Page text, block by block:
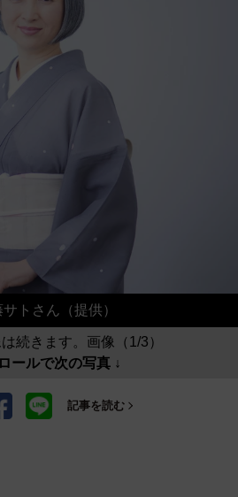
トさん（提供）
続きます。画像（1/3）
ールで次の写真 ↓
記事を読む